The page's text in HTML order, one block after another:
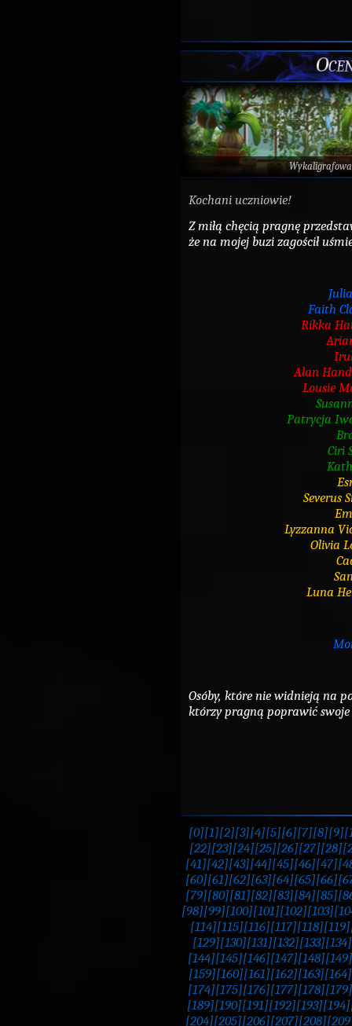
Kochani uczniowie!
Z miłą chęcią pragnę
że na mojej buzi zagościł
Faith
Rikka
Alan
Lousie
Patrycja
Ciri
Severus
Lyzzanna
Olivia
Luna
Osóby, które nie widnieją na
którzy pragną poprawić swoje
[0][1][2][3][4][5][6][7][8][9]
[22][23][24][25][26][27][28]
[41][42][43][44][45][46][47]
[60][61][62][63][64][65][66]
[79][80][81][82][83][84][85]
[98][99][100][101][102][103]
[114][115][116][117][118][119]
[129][130][131][132][133][134]
[144][145][146][147][148][149]
[159][160][161][162][163][164]
[174][175][176][177][178][179]
[189][190][191][192][193][194]
[204][205][206][207][208]